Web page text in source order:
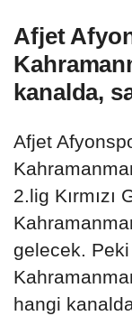
Afjet
kanalda,
Afjet
2.lig Kırmızı
gelecek.
hangi